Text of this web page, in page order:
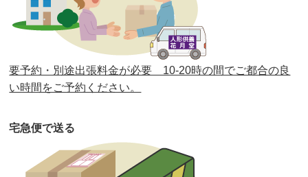
第37回人形供養祭 令和2年6月8日(月)
第36回人形供養祭 令和2年4月16日(木)
第35回人形供養祭令和2年2月13日(木)
第33回人形供養祭
第32回人形供養祭 令和元年6月12日(水)
要予約・別途出張料金が必要 10-20時の間でご都合の良
い時間をご予約ください。
宅急便で送る